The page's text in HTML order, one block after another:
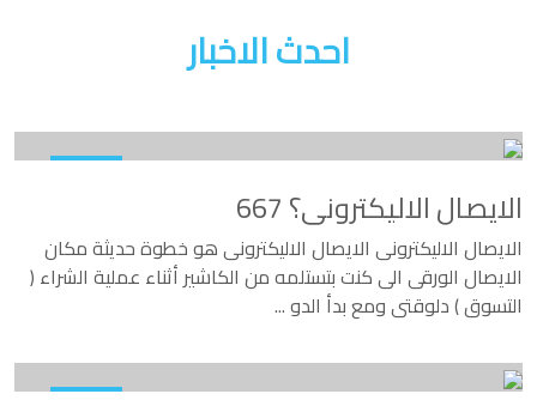
احدث الاخبار
الايصال الاليكترونى؟ 667
الايصال الاليكترونى الايصال الاليكترونى هو خطوة حديثة مكان
الايصال الورقى الى كنت بتستلمه من الكاشير أثناء عملية الشراء (
التسوق ) دلوقتى ومع بدأ الدو...